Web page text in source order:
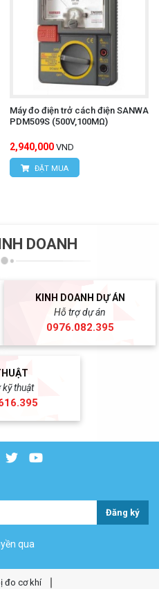
Máy đo điện trở cách điện SANWA
PDM509S (500V,100MΩ)
2,940,000 VND
ĐẶT MUA
DOANH
KINH DOANH DỰ ÁN
Hỗ trợ dự án
0976.082.395
thuật
Đăng ký
qua
đo cơ khí